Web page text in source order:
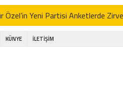
Özel’in Yeni Partisi Anketlerde
İttifak Açıklaması:
Yeni Parti Tartışmaları ve Sinem
NECATİ IŞIK’TAN
KÜNYE İLETİŞİM